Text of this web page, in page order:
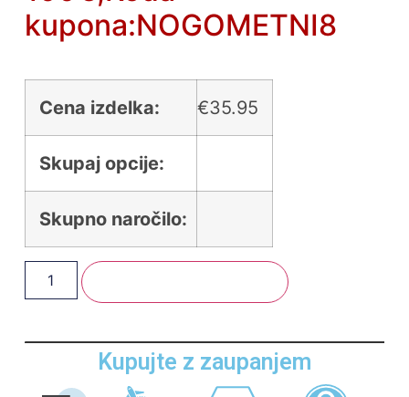
kupona:NOGOMETNI8
Cena izdelka: €35.95
Skupaj opcije:
Skupno naročilo:
Kupujte z zaupanjem